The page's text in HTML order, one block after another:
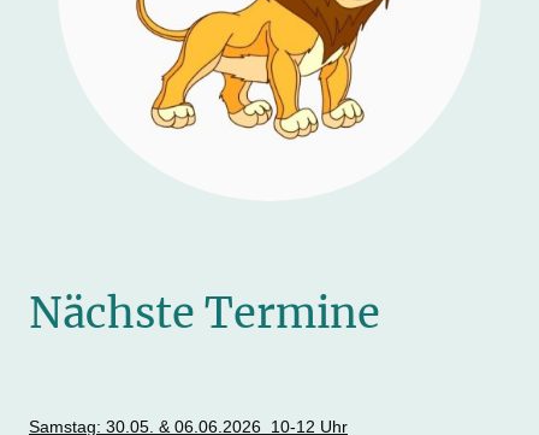
Nächste Termine
Samstag: 30.05. & 06.06.2026 10-12 Uhr